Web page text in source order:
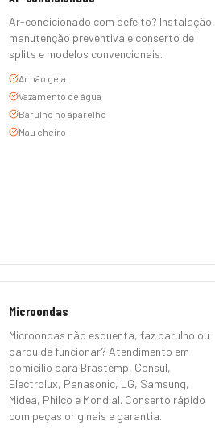
Ar-condicionado com defeito? Instalação,
manutenção preventiva e conserto de
splits e modelos convencionais.
Ar não gela
Vazamento de água
Barulho no aparelho
Mau cheiro
Microondas
Microondas não esquenta, faz barulho ou
parou de funcionar? Atendimento em
domicílio para Brastemp, Consul,
Electrolux, Panasonic, LG, Samsung,
Midea, Philco e Mondial. Conserto rápido
com peças originais e garantia.